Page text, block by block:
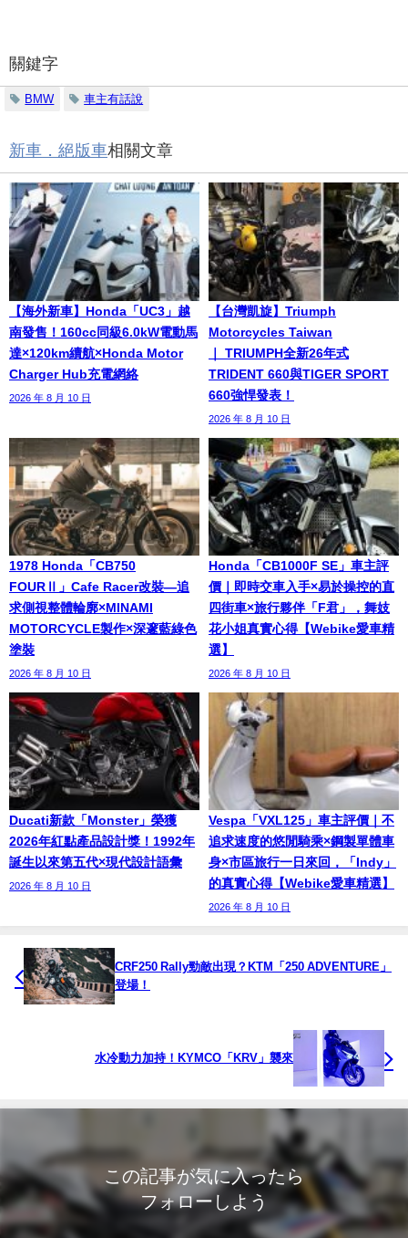
關鍵字
BMW 車主有話說
新車．絕版車相關文章
【海外新車】Honda「UC3」越
南發售！160cc同級6.0kW電動馬
達×120km續航×Honda Motor
Charger Hub充電網絡
2026 年 8 月 10 日
【台灣凱旋】Triumph
Motorcycles Taiwan
｜ TRIUMPH全新26年式
TRIDENT 660與TIGER SPORT
660強悍發表！
2026 年 8 月 10 日
1978 Honda「CB750
FOURⅡ」Cafe Racer改裝—追
求側視整體輪廓×MINAMI
MOTORCYCLE製作×深邃藍綠色
塗裝
2026 年 8 月 10 日
Honda「CB1000F SE」車主評
價｜即時交車入手×易於操控的直
四街車×旅行夥伴「F君」，舞妓
花小姐真實心得【Webike愛車精
選】
2026 年 8 月 10 日
Ducati新款「Monster」榮獲
2026年紅點產品設計獎！1992年
誕生以來第五代×現代設計語彙
2026 年 8 月 10 日
Vespa「VXL125」車主評價｜不
追求速度的悠閒騎乘×鋼製單體車
身×市區旅行一日來回，「Indy」
的真實心得【Webike愛車精選】
2026 年 8 月 10 日
CRF250 Rally勁敵出現？KTM「250 ADVENTURE」
登場！
水冷動力加持！KYMCO「KRV」襲來
この記事が気に入ったら
フォローしよう